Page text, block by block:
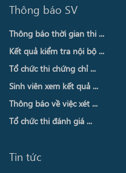
Thông báo SV
Thông báo thời gian thi ...
Kết quả kiểm tra nội bộ ...
Tổ chức thi chứng chỉ ...
Sinh viên xem kết quả ...
Thông báo về việc xét ...
Tổ chức thi đánh giá ...
Tin tức